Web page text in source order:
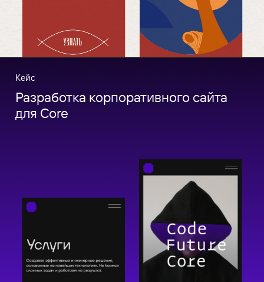
Кейс
Разработка корпоративного сайта
для Core